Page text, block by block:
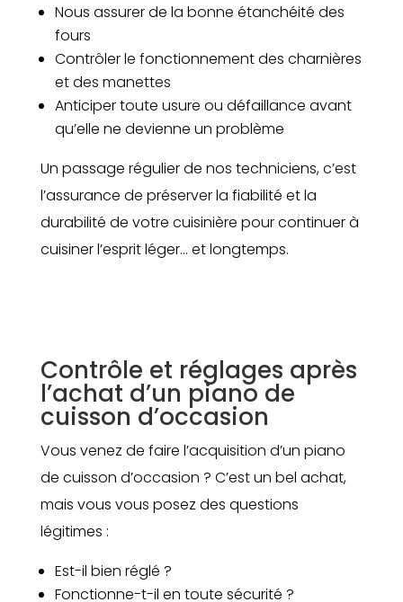
Nous assurer de la bonne étanchéité des
fours
Contrôler le fonctionnement des charnières
et des manettes
Anticiper toute usure ou défaillance avant
qu’elle ne devienne un problème
Un passage régulier de nos techniciens, c’est
l’assurance de préserver la fiabilité et la
durabilité de votre cuisinière pour continuer à
cuisiner l’esprit léger… et longtemps.
Contrôle et réglages après
l’achat d’un piano de
cuisson d’occasion
Vous venez de faire l’acquisition d’un piano
de cuisson d’occasion ? C’est un bel achat,
mais vous vous posez des questions
légitimes :
Est-il bien réglé ?
Fonctionne-t-il en toute sécurité ?